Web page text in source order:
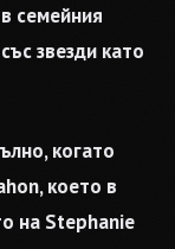
семейния
звезди като
когато
което в
на Stephanie